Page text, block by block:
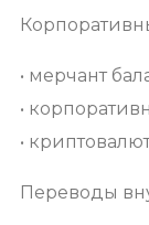
• мерчант
•
•
Переводы